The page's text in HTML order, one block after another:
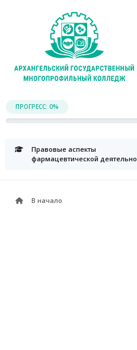
ПРОГРЕСС: 0%
Правовые аспекты
фармацевтической
В начало